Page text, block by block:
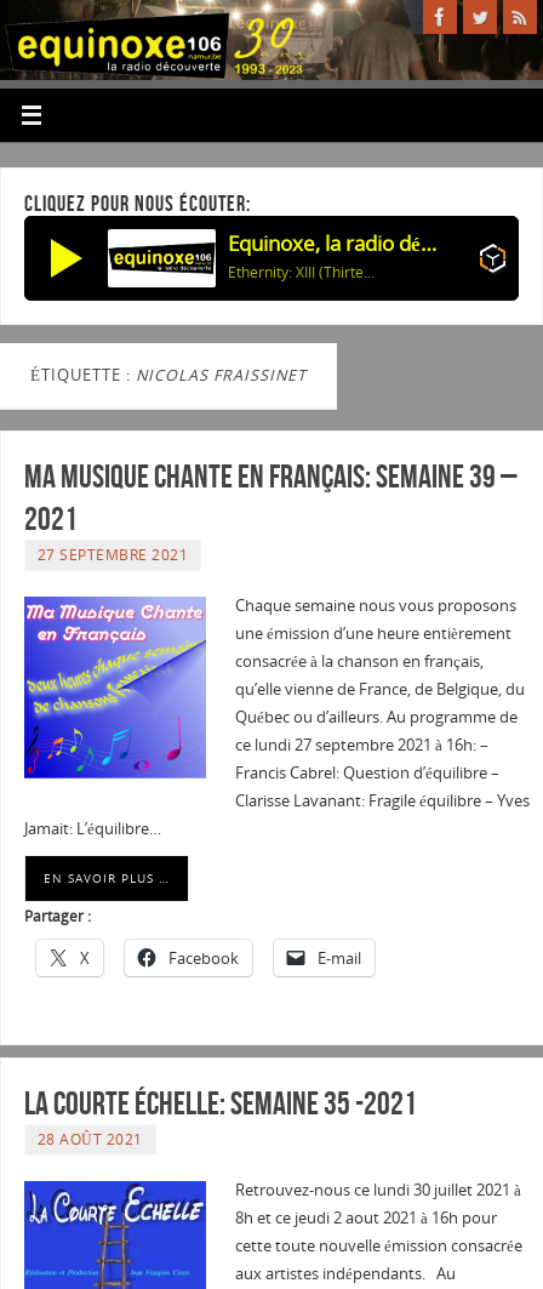
CLIQUEZ POUR NOUS ÉCOUTER:
Equinoxe, la radio découverte
Ethernity: XIII (Thirteen)
ÉTIQUETTE : NICOLAS FRAISSINET
Ma musique chante en Français: Semaine 39 –
2021
27 SEPTEMBRE 2021
Chaque semaine nous vous proposons
une émission d’une heure entièrement
consacrée à la chanson en français,
qu’elle vienne de France, de Belgique, du
Québec ou d’ailleurs. Au programme de
ce lundi 27 septembre 2021 à 16h: –
Francis Cabrel: Question d’équilibre –
Clarisse Lavanant: Fragile équilibre – Yves
Jamait: L’équilibre…
EN SAVOIR PLUS …
Partager :
X Facebook E-mail
La courte échelle: semaine 35 -2021
28 AOÛT 2021
Retrouvez-nous ce lundi 30 juillet 2021 à
8h et ce jeudi 2 aout 2021 à 16h pour
cette toute nouvelle émission consacrée
aux artistes indépendants. Au